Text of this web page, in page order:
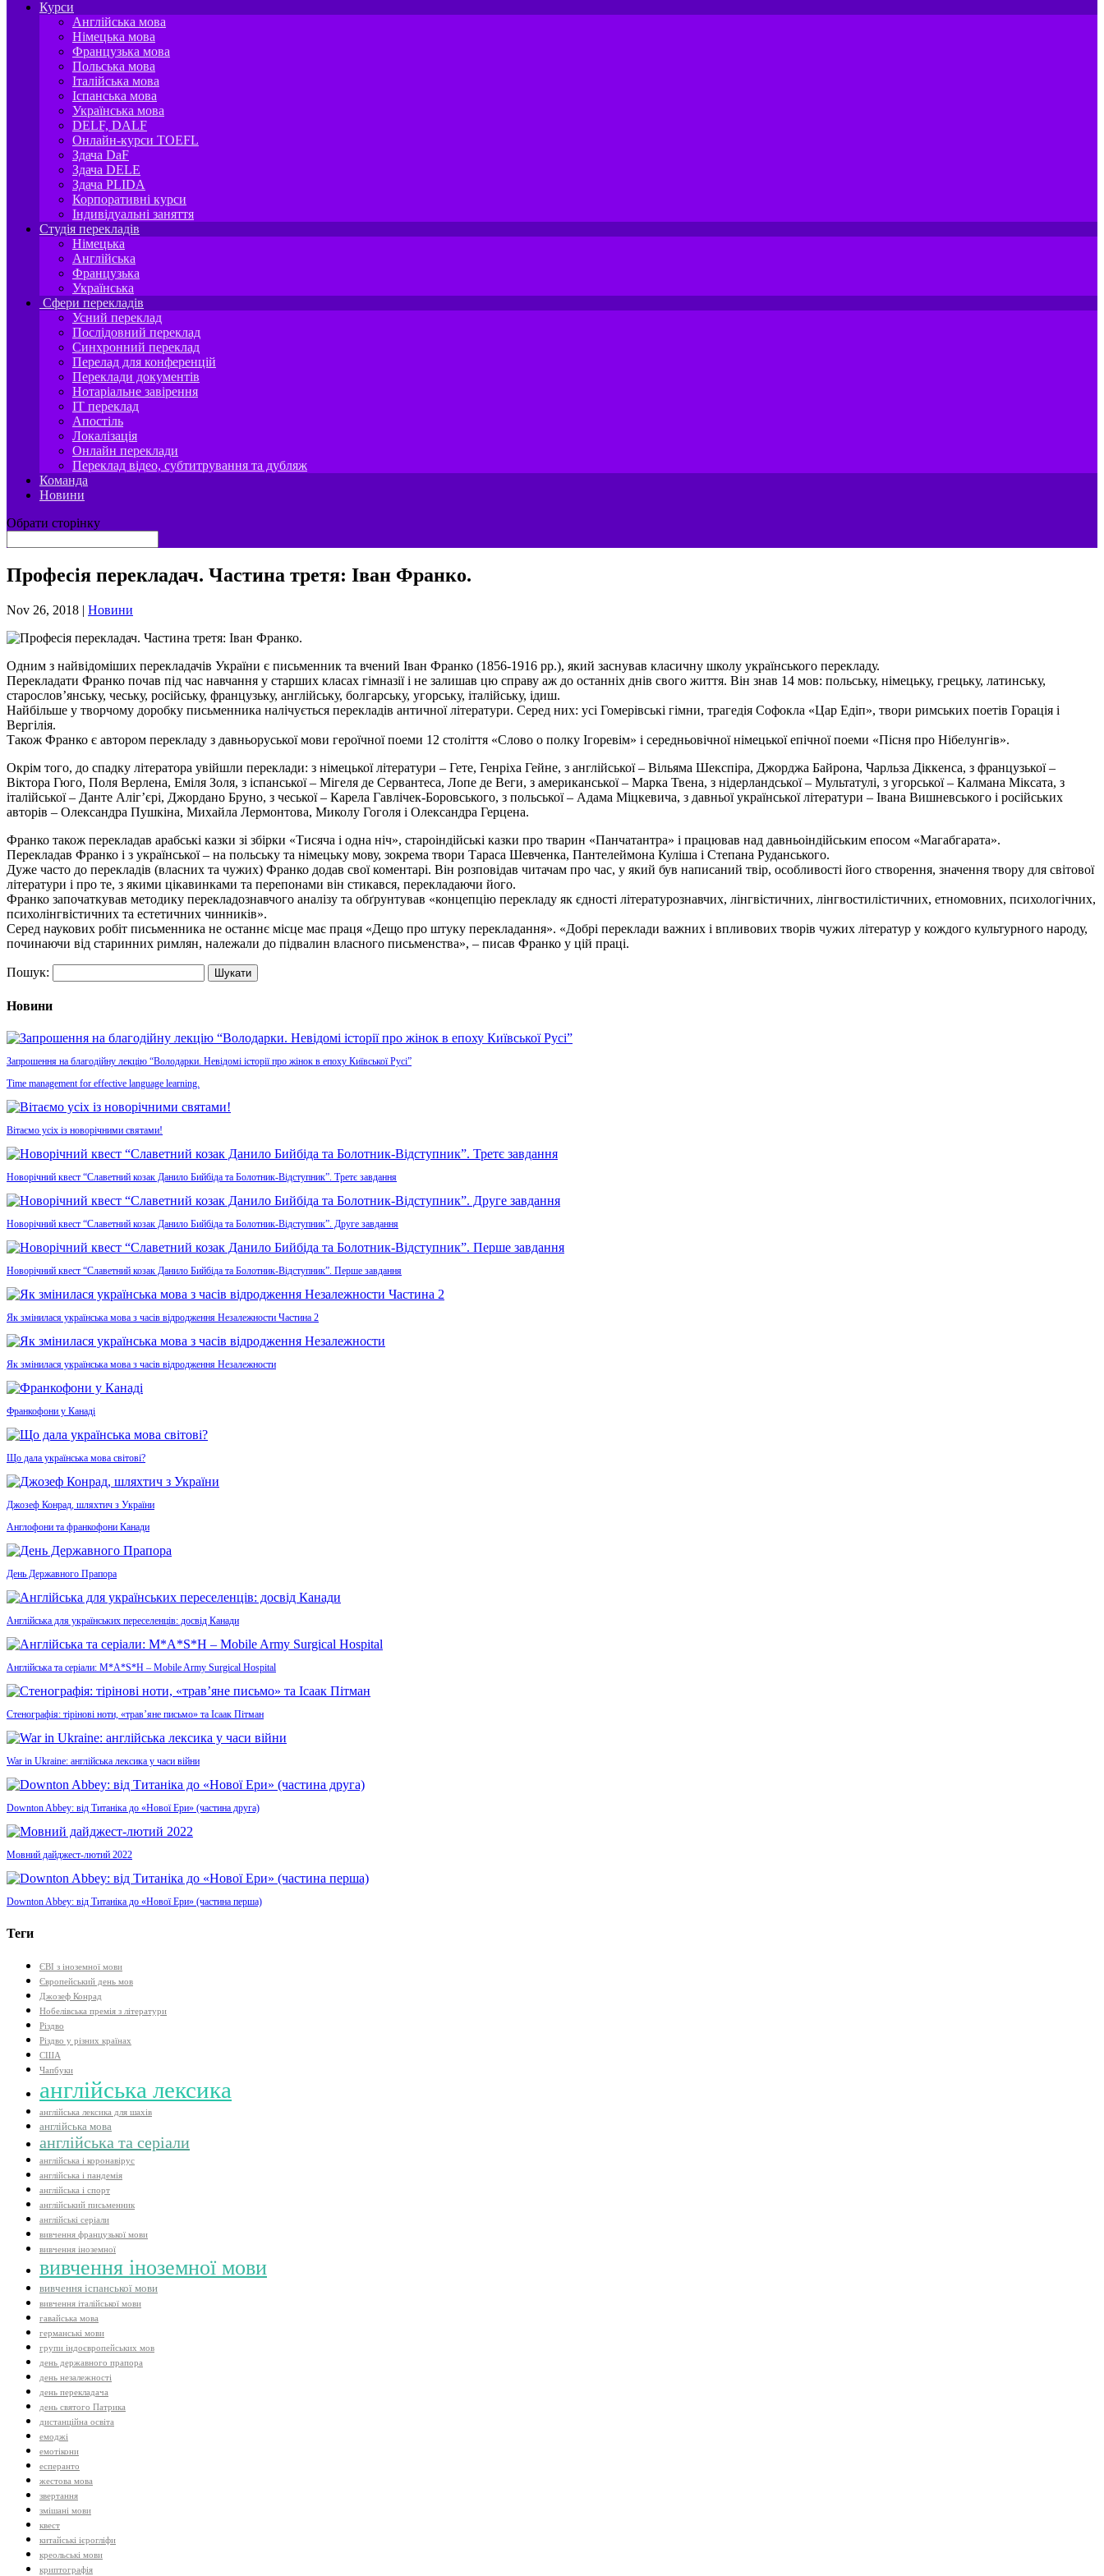
Курси
Англійська мова
Німецька мова
Французька мова
Польська мова
Італійська мова
Іспанська мова
Українська мова
DELF, DALF
Онлайн-курси TOEFL
Здача DaF
Здача DELE
Здача PLIDA
Корпоративні курси
Індивідуальні заняття
Студія перекладів
Німецька
Англійська
Французька
Українська
Сфери перекладів
Усний переклад
Послідовний переклад
Синхронний переклад
Перелад для конференцій
Переклади документів
Нотаріальне завірення
IT переклад
Апостіль
Локалізація
Онлайн переклади
Переклад відео, субтитрування та дубляж
Команда
Новини
Обрати сторінку
Професія перекладач. Частина третя: Іван Франко.
Nov 26, 2018 | Новини
Одним з найвідоміших перекладачів України є письменник та вчений Іван Франко (1856-1916 рр.), який заснував класичну школу українського перекладу.
Перекладати Франко почав під час навчання у старших класах гімназії і не залишав цю справу аж до останніх днів свого життя. Він знав 14 мов: польську, німецьку, грецьку, латинську,
старослов’янську, чеську, російську, французьку, англійську, болгарську, угорську, італійську, ідиш.
Найбільше у творчому доробку письменника налічується перекладів античної літератури. Серед них: усі Гомерівські гімни, трагедія Софокла «Цар Едіп», твори римських поетів Горація і
Вергілія.
Також Франко є автором перекладу з давньоруської мови героїчної поеми 12 століття «Слово о полку Ігоревім» і середньовічної німецької епічної поеми «Пісня про Нібелунгів».
Окрім того, до спадку літератора увійшли переклади: з німецької літератури – Гете, Генріха Гейне, з англійської – Вільяма Шекспіра, Джорджа Байрона, Чарльза Діккенса, з французької –
Віктора Гюго, Поля Верлена, Еміля Золя, з іспанської – Мігеля де Сервантеса, Лопе де Веги, з американської – Марка Твена, з нідерландської – Мультатулі, з угорської – Калмана Міксата, з
італійської – Данте Аліг’єрі, Джордано Бруно, з чеської – Карела Гавлічек-Боровського, з польської – Адама Міцкевича, з давньої української літератури – Івана Вишневського і російських
авторів – Олександра Пушкіна, Михайла Лермонтова, Миколу Гоголя і Олександра Герцена.
Франко також перекладав арабські казки зі збірки «Тисяча і одна ніч», староіндійські казки про тварин «Панчатантра» і працював над давньоіндійським епосом «Магабгарата».
Перекладав Франко і з української – на польську та німецьку мову, зокрема твори Тараса Шевченка, Пантелеймона Куліша і Степана Руданського.
Дуже часто до перекладів (власних та чужих) Франко додав свої коментарі. Він розповідав читачам про час, у який був написаний твір, особливості його створення, значення твору для світової
літератури і про те, з якими цікавинками та перепонами він стикався, перекладаючи його.
Франко започаткував методику перекладознавчого аналізу та обґрунтував «концепцію перекладу як єдності літературознавчих, лінгвістичних, лінгвостилістичних, етномовних, психологічних,
психолінгвістичних та естетичних чинників».
Серед наукових робіт письменника не останнє місце має праця «Дещо про штуку перекладання». «Добрі переклади важних і впливових творів чужих літератур у кождого культурного народу,
починаючи від старинних римлян, належали до підвалин власного письменства», – писав Франко у цій праці.
Пошук:
Новини
Запрошення на благодійну лекцію “Володарки. Невідомі історії про жінок в епоху Київської Русі”
Time management for effective language learning.
Вітаємо усіх із новорічними святами!
Новорічний квест “Славетний козак Данило Бийбіда та Болотник-Відступник”. Третє завдання
Новорічний квест “Славетний козак Данило Бийбіда та Болотник-Відступник”. Друге завдання
Новорічний квест “Славетний козак Данило Бийбіда та Болотник-Відступник”. Перше завдання
Як змінилася українська мова з часів відродження Незалежности Частина 2
Як змінилася українська мова з часів відродження Незалежности
Франкофони у Канаді
Що дала українська мова світові?
Джозеф Конрад, шляхтич з України
Англофони та франкофони Канади
День Державного Прапора
Англійська для українських переселенців: досвід Канади
Англійська та серіали: M*A*S*H – Mobile Army Surgical Hospital
Стенографія: тірінові ноти, «трав’яне письмо» та Ісаак Пітман
War in Ukraine: англійська лексика у часи війни
Downton Abbey: від Титаніка до «Нової Ери» (частина друга)
Мовний дайджест-лютий 2022
Downton Abbey: від Титаніка до «Нової Ери» (частина перша)
Теги
ЄВІ з іноземної мови
Європейський день мов
Джозеф Конрад
Нобелівська премія з літератури
Різдво
Різдво у різних країнах
США
Чапбуки
англійська лексика
англійська лексика для шахів
англійська мова
англійська та серіали
англійська і коронавірус
англійська і пандемія
англійська і спорт
англійський письменник
англійські серіали
вивчення французької мови
вивчення іноземної
вивчення іноземної мови
вивчення іспанської мови
вивчення італійської мови
гавайська мова
германські мови
групи індоєвропейських мов
день державного прапора
день незалежності
день перекладача
день святого Патрика
дистанційна освіта
емоджі
емотікони
есперанто
жестова мова
звертання
змішані мови
квест
китайські ієрогліфи
креольські мови
криптографія